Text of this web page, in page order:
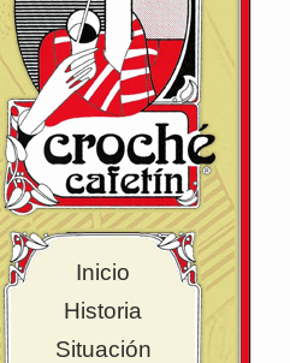
Inicio
Historia
Situación